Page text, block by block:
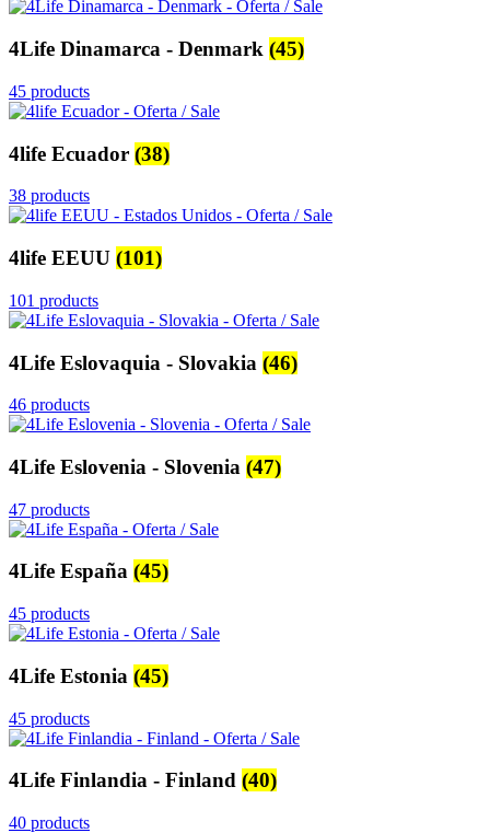
4Life Dinamarca - Denmark (45)
45 products
4life Ecuador (38)
38 products
4life EEUU (101)
101 products
4Life Eslovaquia - Slovakia (46)
46 products
4Life Eslovenia - Slovenia (47)
47 products
4Life España (45)
45 products
4Life Estonia (45)
45 products
4Life Finlandia - Finland (40)
40 products